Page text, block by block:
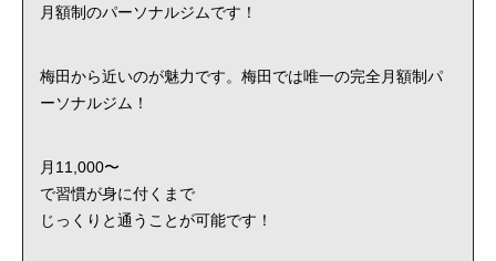
月額制のパーソナルジムです！
梅田から近いのが魅力です。梅田では唯一の完全月額制パ
ーソナルジム！
月11,000〜
で習慣が身に付くまで
じっくりと通うことが可能です！